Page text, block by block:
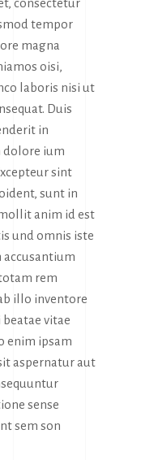
consectetur
tempor
magna
oisi,
laboris nisi ut
Duis
in
dolore ium
sint
sunt in
anim id est
und omnis iste
rem
illo inventore
vitae
enim ipsam
aspernatur aut
sense
sem son